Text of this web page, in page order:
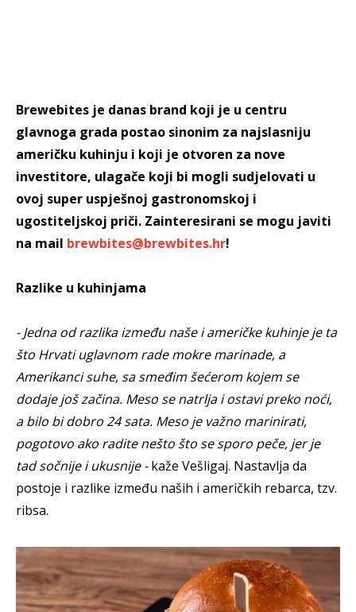
Brewebites je danas brand koji je u centru
glavnoga grada postao sinonim za najslasniju
američku kuhinju i koji je otvoren za nove
investitore, ulagače koji bi mogli sudjelovati u
ovoj super uspješnoj gastronomskoj i
ugostiteljskoj priči. Zainteresirani se mogu javiti
na mail brewbites@brewbites.hr!
Razlike u kuhinjama
- Jedna od razlika između naše i američke kuhinje je ta
što Hrvati uglavnom rade mokre marinade, a
Amerikanci suhe, sa smeđim šećerom kojem se
dodaje još začina. Meso se natrlja i ostavi preko noći,
a bilo bi dobro 24 sata. Meso je važno marinirati,
pogotovo ako radite nešto što se sporo peče, jer je
tad sočnije i ukusnije -kaže Vešligaj. Nastavlja da
postoje i razlike između naših i američkih rebarca, tzv.
ribsa.